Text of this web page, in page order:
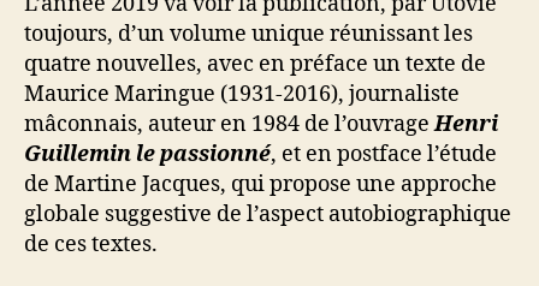
toujours, d’un volume unique réunissant les
quatre nouvelles, avec en préface un texte de
Maurice Maringue (1931-2016), journaliste
mâconnais, auteur en 1984 de l’ouvrageHenri
Guillemin le passionné, et en postface l’étude
de Martine Jacques, qui propose une approche
globale suggestive de l’aspect autobiographique
de ces textes.